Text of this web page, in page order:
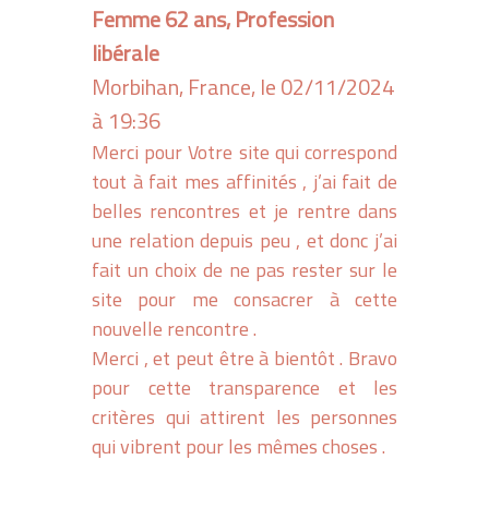
Femme 62 ans, Profession
libérale
Morbihan, France, le 02/11/2024
à 19:36
Merci pour Votre site qui correspond
tout à fait mes affinités , j’ai fait de
belles rencontres et je rentre dans
une relation depuis peu , et donc j’ai
fait un choix de ne pas rester sur le
site pour me consacrer à cette
nouvelle rencontre .
Merci , et peut être à bientôt . Bravo
pour cette transparence et les
critères qui attirent les personnes
qui vibrent pour les mêmes choses .